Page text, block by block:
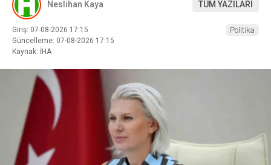
Neslihan Kaya TÜM YAZILARI
Giriş: 07-08-2026 17:15
Güncelleme: 07-08-2026 17:15
Kaynak: İHA
Politika